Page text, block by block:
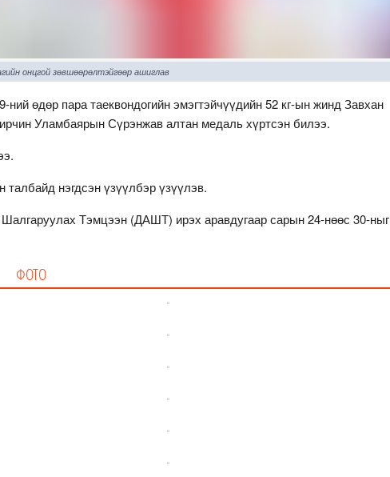
онцгой зөвшөөрөлтэйгөөр ашиглав
өдөр пара таеквондогийн эмэгтэйчүүдийн 52 кг-ын жинд Завхан
Уламбаярын Сүрэнжав алтан медаль хүртсэн билээ.
нэгдсэн үзүүлбэр үзүүлэв.
Тэмцээн (ДАШТ) ирэх аравдугаар сарын 24-нөөс 30-ныг
ФОТО